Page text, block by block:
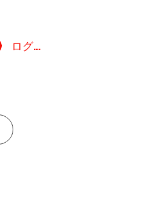
ログイン